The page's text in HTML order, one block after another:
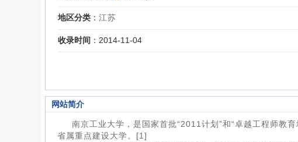
地区分类 ： 江苏
收录时间 ：2014-11-04
网站简介
南京工业大学，是国家首批“2011计划”和“卓越工程师教
省属重点建设大学。[1]